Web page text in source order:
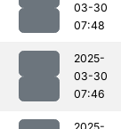
03-30
07:48
2025-
03-30
07:46